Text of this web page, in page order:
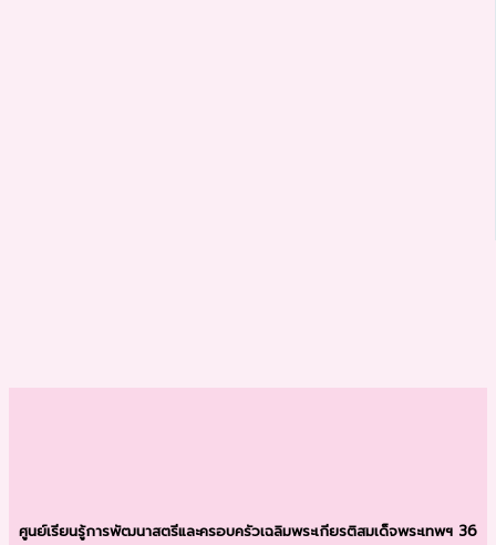
ศูนย์เรียนรู้การพัฒนาสตรีและครอบครัวเฉลิมพระเกียรติสมเด็จพระเทพฯ 36